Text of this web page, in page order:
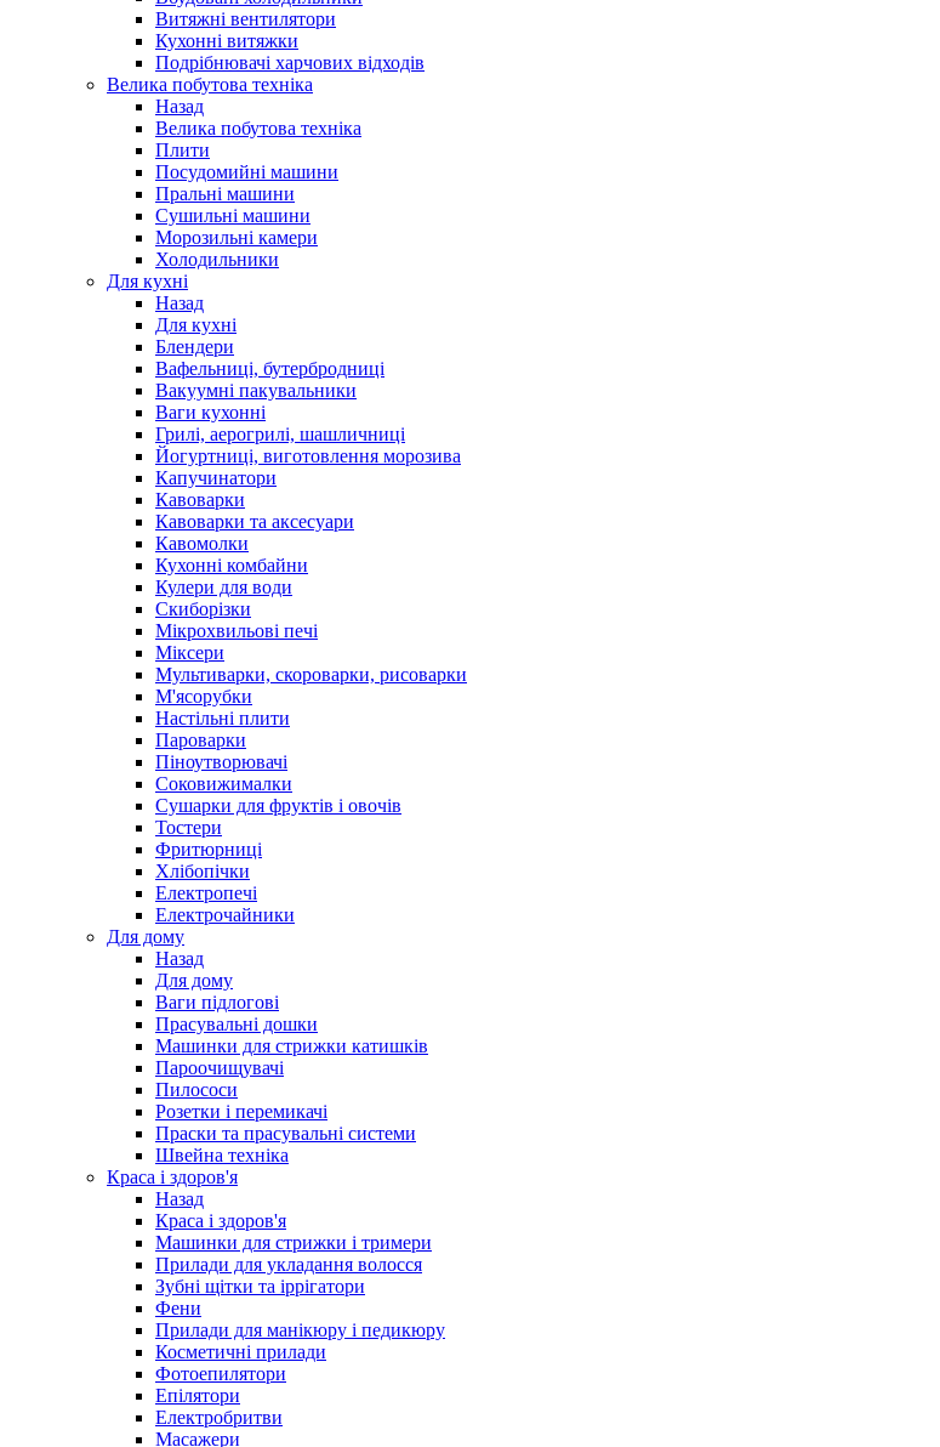
Витяжні вентилятори
Кухонні витяжки
Подрібнювачі харчових відходів
Велика побутова техніка
Назад
Велика побутова техніка
Плити
Посудомийні машини
Пральні машини
Сушильні машини
Морозильні камери
Холодильники
Для кухні
Назад
Для кухні
Блендери
Вафельниці, бутербродниці
Вакуумні пакувальники
Ваги кухонні
Грилі, аерогрилі, шашличниці
Йогуртниці, виготовлення морозива
Капучинатори
Кавоварки
Кавоварки та аксесуари
Кавомолки
Кухонні комбайни
Кулери для води
Скиборізки
Мікрохвильові печі
Міксери
Мультиварки, скороварки, рисоварки
М'ясорубки
Настільні плити
Пароварки
Піноутворювачі
Соковижималки
Сушарки для фруктів і овочів
Тостери
Фритюрниці
Хлібопічки
Електропечі
Електрочайники
Для дому
Назад
Для дому
Ваги підлогові
Прасувальні дошки
Машинки для стрижки катишків
Пароочищувачі
Пилососи
Розетки і перемикачі
Праски та прасувальні системи
Швейна техніка
Краса і здоров'я
Назад
Краса і здоров'я
Машинки для стрижки і тримери
Прилади для укладання волосся
Зубні щітки та іррігатори
Фени
Прилади для манікюру і педикюру
Косметичні прилади
Фотоепилятори
Епілятори
Електробритви
Масажери